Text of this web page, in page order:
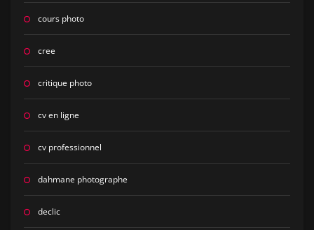
cours photo
cree
critique photo
cv en ligne
cv professionnel
dahmane photographe
declic